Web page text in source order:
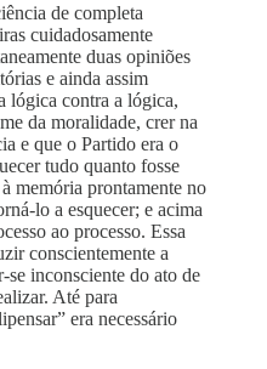
de completa
cuidadosamente
duas opiniões
e ainda assim
lógica contra a lógica,
da moralidade, crer na
e que o Partido era o
tudo quanto fosse
memória prontamente no
lo a esquecer; e acima
ao processo. Essa
conscientemente a
se inconsciente do ato de
Até para
era necessário